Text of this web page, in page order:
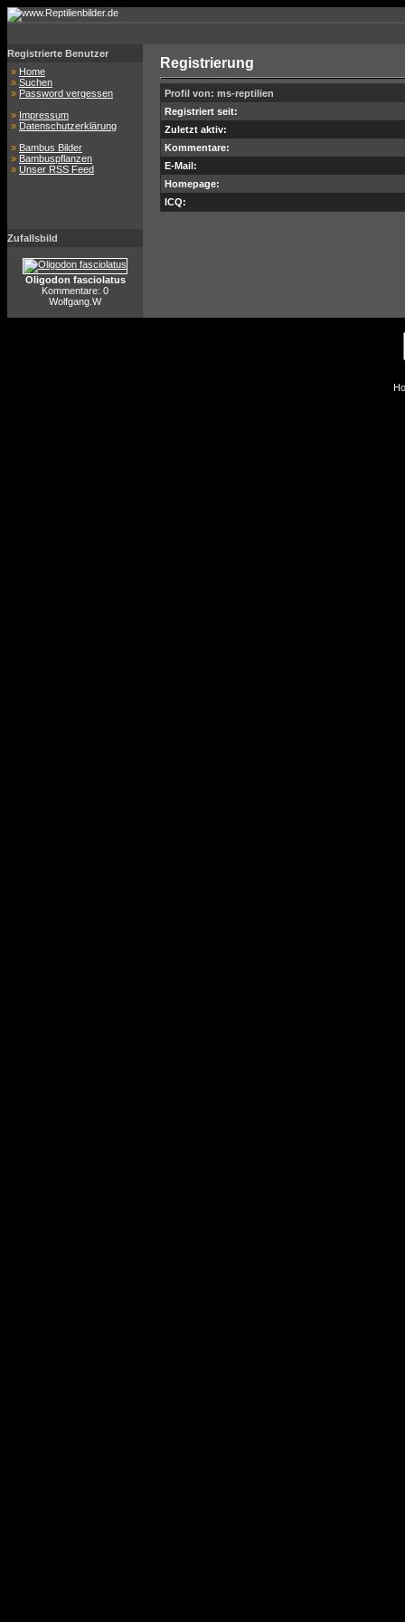
Registrierte Benutzer
» Home
» Suchen
» Password vergessen
» Impressum
» Datenschutzerklärung
» Bambus Bilder
» Bambuspflanzen
» Unser RSS Feed
Zufallsbild
Oligodon fasciolatus
Kommentare: 0
Wolfgang.W
Registrierung
Profil von: ms-reptilien
Registriert seit:
Zuletzt aktiv:
Kommentare:
E-Mail:
Homepage:
ICQ: